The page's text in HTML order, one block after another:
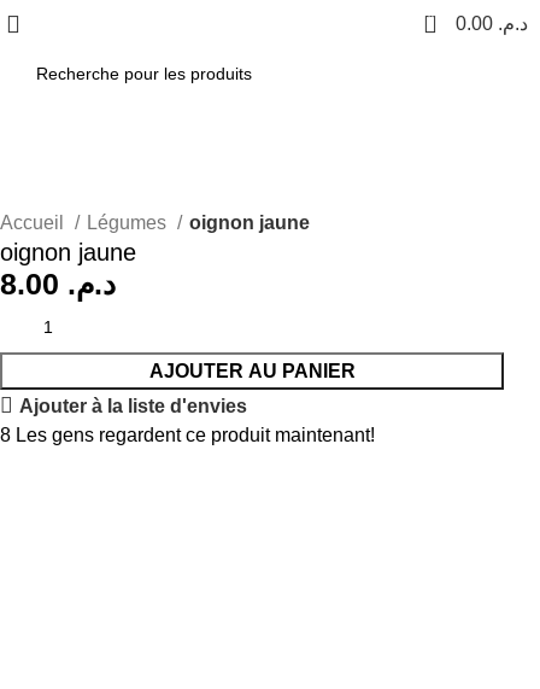
0 د.م.
Accueil Légumes oignon jaune
oignon jaune
د.م.
AJOUTER AU PANIER
Ajouter à la liste d'envies
8 Les gens regardent ce produit maintenant!